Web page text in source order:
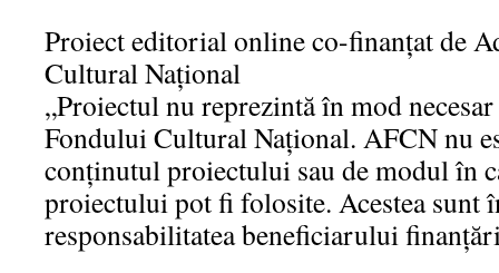
Proiect editorial online co-finanțat de
Cultural Național
„Proiectul nu reprezintă în mod
Fondului Cultural Național. AFCN nu
conținutul proiectului sau de modul în
proiectului pot fi folosite. Acestea sunt
responsabilitatea beneficiarului